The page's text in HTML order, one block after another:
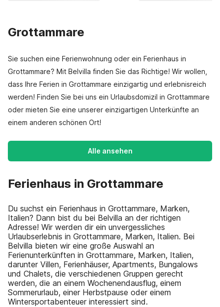
Grottammare
Sie suchen eine Ferienwohnung oder ein Ferienhaus in
Grottammare? Mit Belvilla finden Sie das Richtige! Wir wollen,
dass Ihre Ferien in Grottammare einzigartig und erlebnisreich
werden! Finden Sie bei uns ein Urlaubsdomizil in Grottammare
oder mieten Sie eine unserer einzigartigen Unterkünfte an
einem anderen schönen Ort!
Alle ansehen
Ferienhaus in Grottammare
Du suchst ein Ferienhaus in Grottammare, Marken,
Italien? Dann bist du bei Belvilla an der richtigen
Adresse! Wir werden dir ein unvergessliches
Urlaubserlebnis in Grottammare, Marken, Italien. Bei
Belvilla bieten wir eine große Auswahl an
Ferienunterkünften in Grottammare, Marken, Italien,
darunter Villen, Ferienhäuser, Apartments, Bungalows
und Chalets, die verschiedenen Gruppen gerecht
werden, die an einem Wochenendausflug, einem
Sommerurlaub, einer Herbstpause oder einem
Wintersportabenteuer interessiert sind.